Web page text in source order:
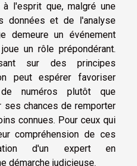
l'esprit que, malgré une
données et de l'analyse
demeure un événement
un rôle prépondérant.
sur des principes
peut espérer favoriser
de numéros plutôt que
ses chances de remporter
connues. Pour ceux qui
compréhension de ces
d'un expert en
démarche judicieuse.